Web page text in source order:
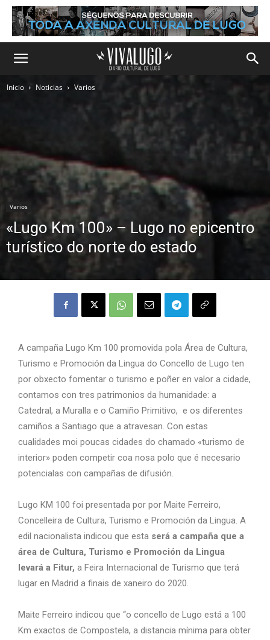
Inicio Noticias Varios
Varios
«Lugo Km 100» – Lugo no epicentro
turístico do norte do estado
A campaña Lugo Km 100 promovida pola Área de Cultura,
Turismo e Promoción da Lingua do Concello de Lugo ten
por obxecto fomentar o turismo e poñer en valor a cidade,
contamos con tres patrimonios da humanidade: a
Catedral, a Muralla e o Camiño Primitivo, e os diferentes
camiños a Santiago que a atravesan. Con estas
cualidades moi poucas cidades do chamado «turismo de
interior» poden competir coa nosa polo que é necesario
potencialas con campañas de difusión.
Lugo KM 100 foi presentada por por Maite Ferreiro,
Concelleira de Cultura, Turismo e Promoción da Lingua. A
edil nacionalista indicou que esta será a campaña que a
área de Cultura, Turismo e Promoción da Lingua
levará a Fitur, a Feira Internacional de Turismo que terá
lugar en Madrid a finais de xaneiro do 2020.
Maite Ferreiro indicou que “o concello de Lugo está a 100
Km exactos de Compostela, a distancia mínima para obter